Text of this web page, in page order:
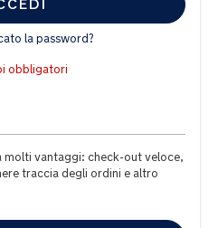
la password?
molti vantaggi: check-out veloce,
traccia degli ordini e altro